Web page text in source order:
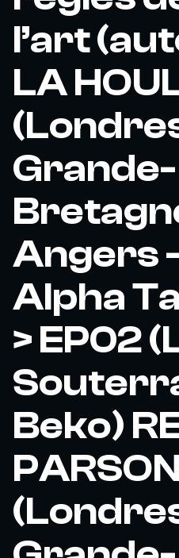
l’art
LA
Grande-
Angers
Alpha
> EP02
Beko)
PARSON